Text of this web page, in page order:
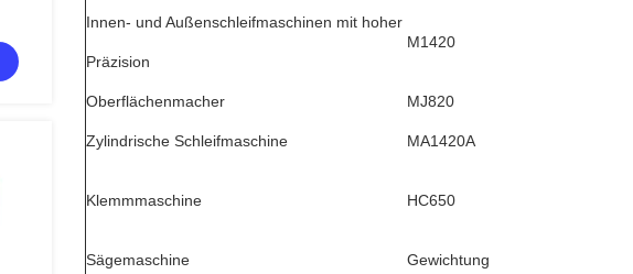
Innen- und Außenschleifmaschinen mit hoher
Präzision
M1420
Oberflächenmacher MJ820
Zylindrische Schleifmaschine MA1420A
Klemmmaschine HC650
Sägemaschine Gewichtung